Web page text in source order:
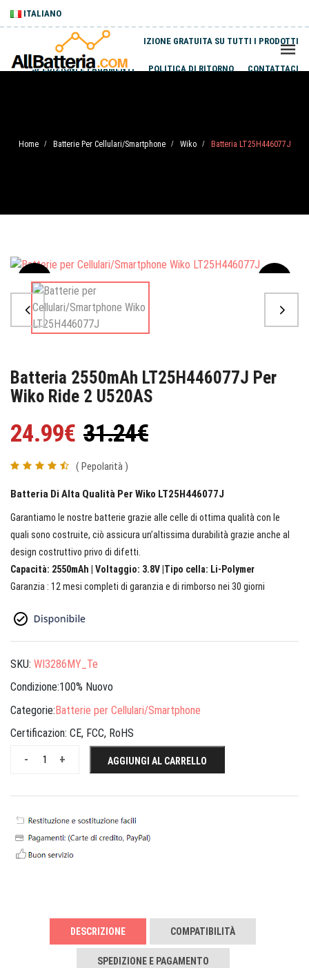
ITALIANO
SPEDIZIONE GRATUITA SU TUTTI I PRODOTTI
SPEDIZIONI E PAGAMENTI POLITICA DI RITORNO CONTATTACI
Home / Batterie Per Cellulari/Smartphone / Wiko / Batteria LT25H446077J
Sale
Batteria 2550mAh LT25H446077J Per
Wiko Ride 2 U520AS
24.99€ 31.24€
( Pepolarità )
Batteria Di Alta Qualità Per Wiko LT25H446077J
Garantiamo le nostre batterie grazie alle celle di ottima qualità con le
quali sono costruite, ciò assicura un’altissima durabilità grazie anche al
design costruttivo privo di difetti.
Capacità: 2550mAh | Voltaggio: 3.8V |Tipo cella: Li-Polymer
Garanzia : 12 mesi completi di garanzia e di rimborso nei 30 giorni
SKU: WI3286MY_Te
Condizione:100% Nuovo
Categorie:Batterie per Cellulari/Smartphone
Certificazion: CE, FCC, RoHS
+
- AGGIUNGI AL CARRELLO
DESCRIZIONE COMPATIBILITÀ
SPEDIZIONE E PAGAMENTO